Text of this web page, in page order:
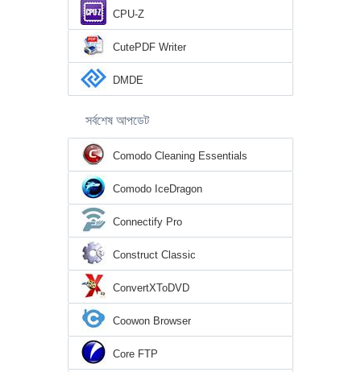
CPU-Z
CutePDF Writer
DMDE
সর্বশেষ আপডেট
Comodo Cleaning Essentials
Comodo IceDragon
Connectify Pro
Construct Classic
ConvertXToDVD
Coowon Browser
Core FTP